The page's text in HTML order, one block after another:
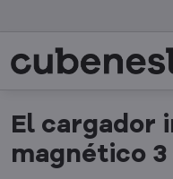
El cargador
magnético 3